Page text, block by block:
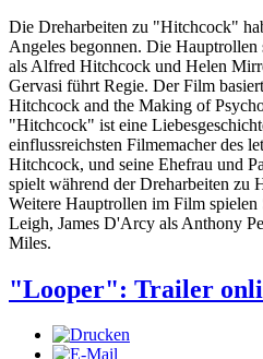
Die Dreharbeiten zu "Hitchcock"
Angeles begonnen. Die
als Alfred Hitchcock und Helen
Gervasi führt Regie. Der Film
Hitchcock and the Making of
"Hitchcock" ist eine
einflussreichsten Filmemacher des
Hitchcock, und seine Ehefrau und
spielt während der Dreharbeiten zu
Weitere Hauptrollen im Film spielen
Leigh, James D'Arcy als Anthony
Miles.
"Looper": Trailer